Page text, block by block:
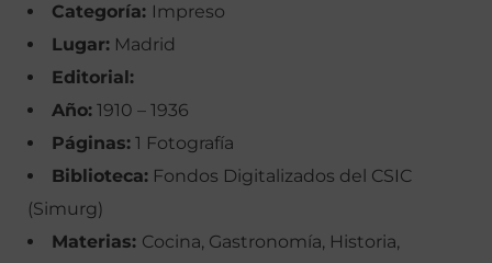
Categoría: Impreso
Lugar: Madrid
Editorial:
Año: 1910 – 1936
Páginas: 1 Fotografía
Biblioteca: Fondos Digitalizados del CSIC
(Simurg)
Materias: Cocina, Gastronomía, Historia,